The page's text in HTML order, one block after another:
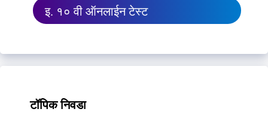
इ. १० वी ऑनलाईन टेस्ट
टॉपिक निवडा